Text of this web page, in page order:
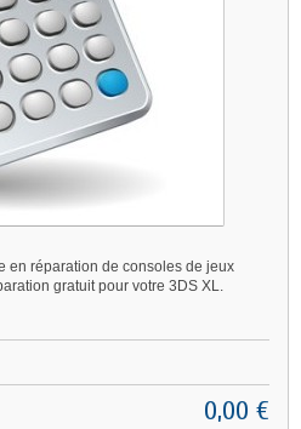
en réparation de consoles de jeux
gratuit pour votre 3DS XL.
0,00 €